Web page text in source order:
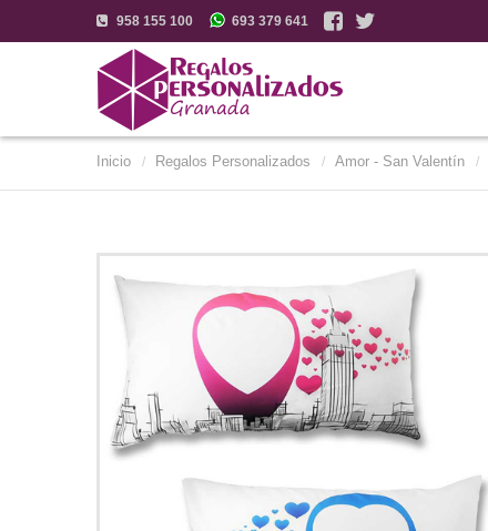
958 155 100 693 379 641
Inicio / Regalos Personalizados / Amor - San Valentín /